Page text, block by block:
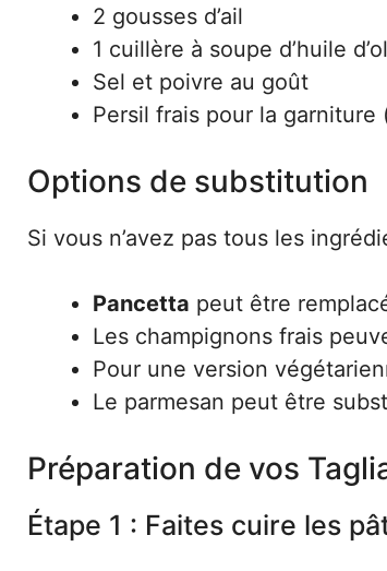
2 gousses d’ail
1 cuillère à soupe d’huile
Sel et poivre au goût
Persil frais pour la garniture
Options de substitution
Si vous n’avez pas tous les
Pancetta peut être
Les champignons frais
Pour une version
Le parmesan peut être
Préparation de vos
Étape 1 : Faites cuire les